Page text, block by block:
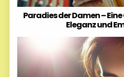
Paradies der Damen –
Eleganz und